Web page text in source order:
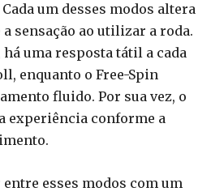
Cada um desses modos altera
sensação ao utilizar a roda.
uma resposta tátil a cada
enquanto o Free-Spin
fluido. Por sua vez, o
experiência conforme a
esses modos com um